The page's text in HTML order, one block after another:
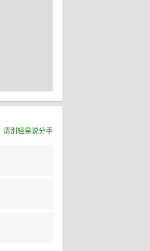
请别轻易说分手